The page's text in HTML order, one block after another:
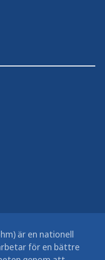
är en nationell
för en bättre